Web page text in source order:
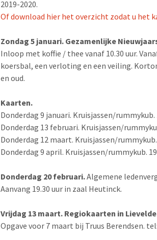
2019-2020.
Of download hier het overzicht zodat u het
Zondag 5 januari. Gezamenlijke
Inloop met koffie / thee vanaf 10.30 uur.
koersbal, een verloting en een veiling.
en oud.
Kaarten.
Donderdag 9 januari. Kruisjassen/rummykub.
Donderdag 13 februari. Kruisjassen/
Donderdag 12 maart. Kruisjassen/
Donderdag 9 april. Kruisjassen/rummykub.
Donderdag 20 februari.Algemene
Aanvang 19.30 uur in zaal Heutinck.
Vrijdag 13 maart. Regiokaarten in
Opgave voor 7 maart bij Truus Berendsen.